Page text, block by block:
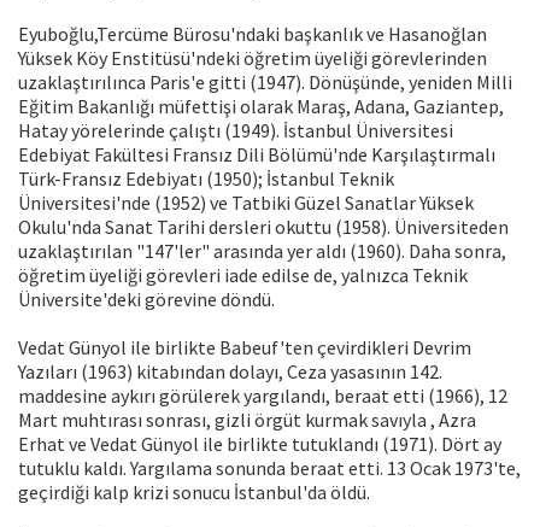
Eyuboğlu,Tercüme Bürosu'ndaki başkanlık ve Hasanoğlan
Yüksek Köy Enstitüsü'ndeki öğretim üyeliği görevlerinden
uzaklaştırılınca Paris'e gitti (1947). Dönüşünde, yeniden Milli
Eğitim Bakanlığı müfettişi olarak Maraş, Adana, Gaziantep,
Hatay yörelerinde çalıştı (1949). İstanbul Üniversitesi
Edebiyat Fakültesi Fransız Dili Bölümü'nde Karşılaştırmalı
Türk-Fransız Edebiyatı (1950); İstanbul Teknik
Üniversitesi'nde (1952) ve Tatbiki Güzel Sanatlar Yüksek
Okulu'nda Sanat Tarihi dersleri okuttu (1958). Üniversiteden
uzaklaştırılan "147'ler" arasında yer aldı (1960). Daha sonra,
öğretim üyeliği görevleri iade edilse de, yalnızca Teknik
Üniversite'deki görevine döndü.
Vedat Günyol ile birlikte Babeuf'ten çevirdikleri Devrim
Yazıları (1963) kitabından dolayı, Ceza yasasının 142.
maddesine aykırı görülerek yargılandı, beraat etti (1966), 12
Mart muhtırası sonrası, gizli örgüt kurmak savıyla , Azra
Erhat ve Vedat Günyol ile birlikte tutuklandı (1971). Dört ay
tutuklu kaldı. Yargılama sonunda beraat etti. 13 Ocak 1973'te,
geçirdiği kalp krizi sonucu İstanbul'da öldü.